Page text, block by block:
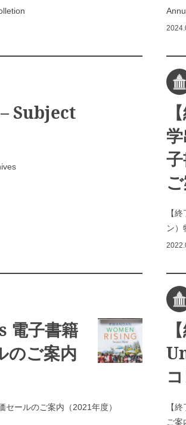
Subject
【
ン）
子書籍
のご案内
ールのご案内（2021年度）
【
ご案